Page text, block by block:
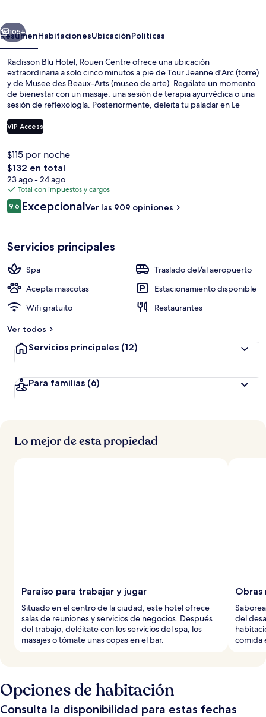
Centre
Siguiente
105+
ResumenHabitacionesUbicaciónPolíticas
Radisson Blu Hotel, Rouen Centre ofrece una ubicación
extraordinaria a solo cinco minutos a pie de Tour Jeanne d'Arc (torre)
y de Musee des Beaux-Arts (museo de arte). Regálate un momento
de bienestar con un masaje, una sesión de terapia ayurvédica o una
sesión de reflexología. Posteriormente, deleita tu paladar en Le
disponible para el desayuno y la cena. Entre sus amenidades y
servicios destacan su bar o lounge, su sala de fitness abierta las 24
propiedad reciben muy buenas calificaciones de otros visitantes. La
propiedad está a una corta distancia a pie de algunas opciones de
transporte público: Estación de tren de Palais de Justice Tram está a
7 minutos.
VIP Access
$115 por noche
El
precio
total
es
de
$132 en total
23 ago - 24 ago
Total con impuestos y cargos
Opiniones
9.69.6 de 10,
ExcepcionalVer las 909 opiniones
Servicios principales
Spa
Traslado del/al aeropuerto
Acepta mascotas
Estacionamiento disponible
Wifi gratuito
Restaurantes
Ver todos
Servicios principales (12)
Para familias (6)
Lo mejor de esta propiedad
Paraíso para trabajar y jugar
Situado en el centro de la ciudad, este hotel ofrece
salas de reuniones y servicios de negocios. Después
del trabajo, deléitate con los servicios del spa, los
masajes o tómate unas copas en el bar.
Obras
del
comida
Opciones de habitación
Consulta la disponibilidad para estas fechas